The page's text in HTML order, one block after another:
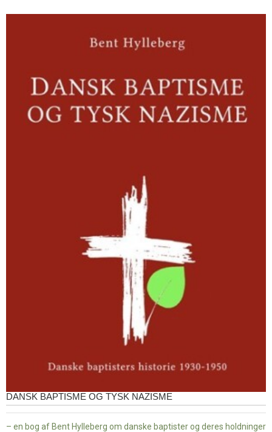
DANSK BAPTISME OG TYSK NAZISME
– en bog af Bent Hylleberg om danske baptister og deres holdninger